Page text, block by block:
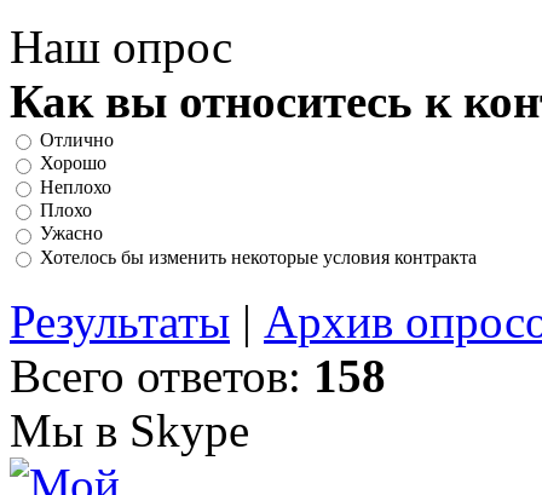
Наш опрос
Как вы относитесь к
Отлично
Хорошо
Неплохо
Плохо
Ужасно
Хотелось бы изменить некоторые условия контракта
Результаты | Архив
Всего ответов: 158
Мы в Skype